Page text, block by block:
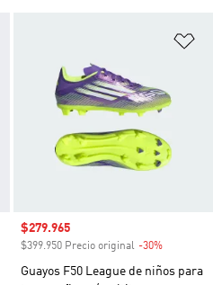
Precio de venta
$279.965
$399.950 Precio original -30%
Guayos F50 League de niños para